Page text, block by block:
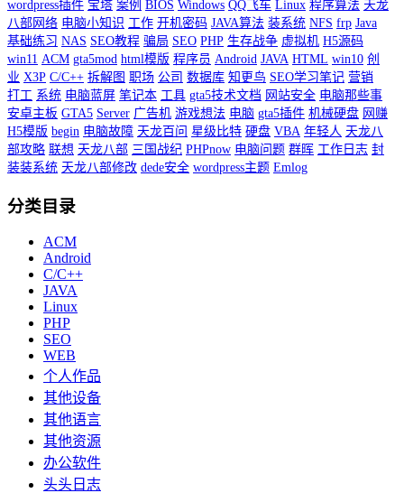
wordpress插件 宝塔 案例 BIOS Windows QQ飞车 Linux 程序算法 天龙
八部网络 电脑小知识 工作 开机密码 JAVA算法 装系统 NFS frp Java
基础练习 NAS SEO教程 骗局 SEO PHP 生存战争 虚拟机 H5源码
win11 ACM gta5mod html模版 程序员 Android JAVA HTML win10 创
业 X3P C/C++ 拆解图 职场 公司 数据库 知更鸟 SEO学习笔记 营销
打工 系统 电脑蓝屏 笔记本 工具 gta5技术文档 网站安全 电脑那些事
安卓主板 GTA5 Server 广告机 游戏想法 电脑 gta5插件 机械硬盘 网赚
H5模版 begin 电脑故障 天龙百问 星级比特 硬盘 VBA 年轻人 天龙八
部攻略 联想 天龙八部 三国战纪 PHPnow 电脑问题 群晖 工作日志 封
装装系统 天龙八部修改 dede安全 wordpress主题 Emlog
分类目录
ACM
Android
C/C++
JAVA
Linux
PHP
SEO
WEB
个人作品
其他设备
其他语言
其他资源
办公软件
头头日志